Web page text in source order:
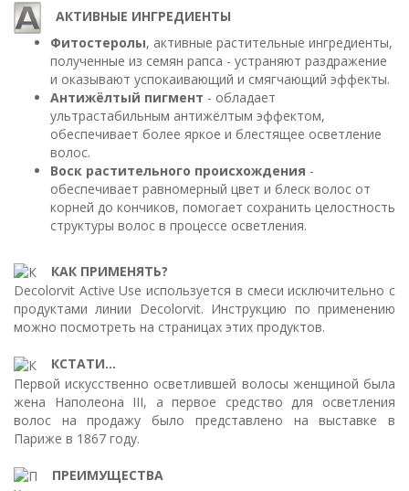
АКТИВНЫЕ ИНГРЕДИЕНТЫ
Фитостеролы, активные растительные ингредиенты,
полученные из семян рапса - устраняют раздражение
и оказывают успокаивающий и смягчающий эффекты.
Антижёлтый пигмент - обладает
ультрастабильным антижёлтым эффектом,
обеспечивает более яркое и блестящее осветление
волос.
Воск растительного происхождения -
обеспечивает равномерный цвет и блеск волос от
корней до кончиков, помогает сохранить целостность
структуры волос в процессе осветления.
КАК ПРИМЕНЯТЬ?
Decolorvit Active Use используется в смеси исключительно с
продуктами линии Decolorvit. Инструкцию по применению
можно посмотреть на страницах этих продуктов.
КСТАТИ...
Первой искусственно осветлившей волосы женщиной была
жена Наполеона III, а первое средство для осветления
волос на продажу было представлено на выставке в
Париже в 1867 году.
ПРЕИМУЩЕСТВА